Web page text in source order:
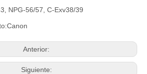
NPG-56/57, C-Exv38/39
Canon
Anterior:
Siguiente: